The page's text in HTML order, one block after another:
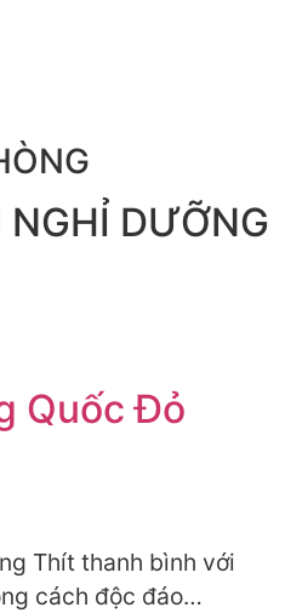
NGHỈ DƯỠNG
Quốc Đỏ
Thít thanh bình với
cách độc đáo…